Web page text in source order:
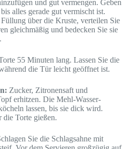
und gut vermengen. Geben
alles gerade gut vermischt ist.
über die Kruste, verteilen Sie
gleichmäßig und bedecken Sie sie
55 Minuten lang. Lassen Sie die
die Tür leicht geöffnet ist.
Zucker, Zitronensaft und
erhitzen. Die Mehl-Wasser-
lassen, bis sie dick wird.
die Torte gießen.
Sie die Schlagsahne mit